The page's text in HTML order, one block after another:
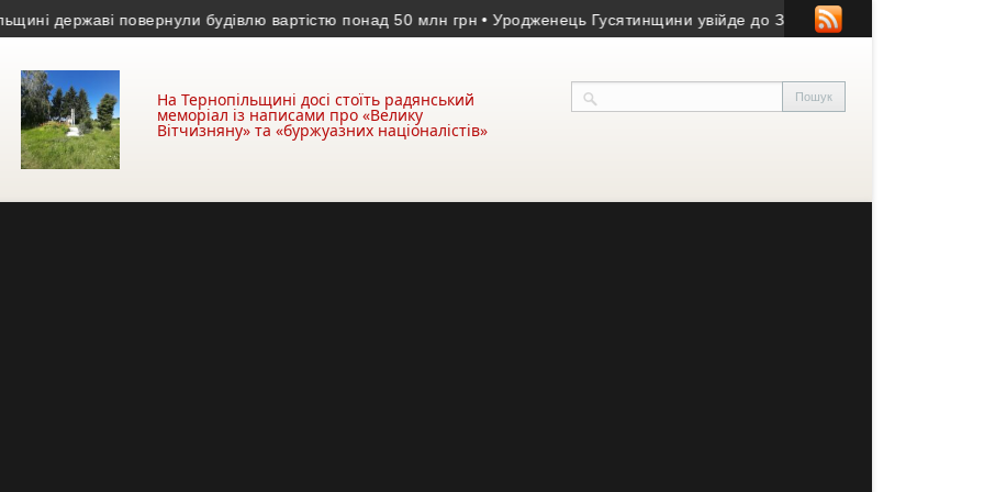
повернули будівлю вартістю понад 50 млн грн • Уродженець Гусятинщини увійде до Зали світової шахової слави
На Тернопільщині досі стоїть радянський
меморіал із написами про «Велику
Вітчизняну» та «буржуазних націоналістів»